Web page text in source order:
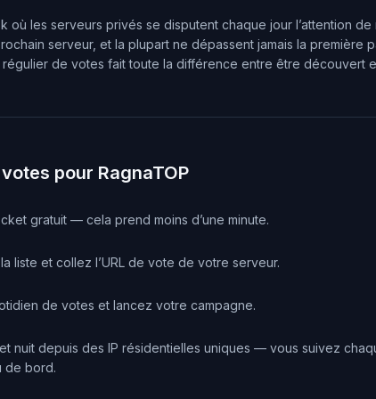
où les serveurs privés se disputent chaque jour l’attention
serveur, et la plupart ne dépassent jamais la première
de votes fait toute la différence entre être découvert
pour RagnaTOP
gratuit — cela prend moins d’une minute.
liste et collez l’URL de vote de votre serveur.
de votes et lancez votre campagne.
nuit depuis des IP résidentielles uniques — vous suivez
de bord.